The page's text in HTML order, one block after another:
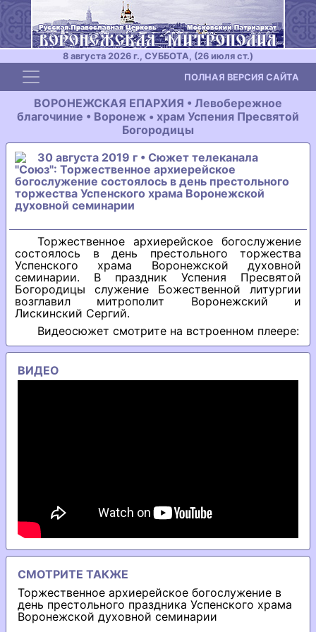
8 августа 2026 г., СУББОТА, (26 июля ст.)
Toggle navigation ПОЛНАЯ ВЕРСИЯ САЙТА
ВОРОНЕЖСКАЯ ЕПАРХИЯ • Левобережное
благочиние • Воронеж • храм Успения Пресвятой
Богородицы
30 августа 2019 г • Сюжет телеканала
"Союз": Торжественное архиерейское
богослужение состоялось в день престольного
торжества Успенского храма Воронежской
духовной семинарии
Торжественное архиерейское богослужение
состоялось в день престольного торжества
Успенского храма Воронежской духовной
семинарии. В праздник Успения Пресвятой
Богородицы служение Божественной литургии
возглавил митрополит Воронежский и
Лискинский Сергий.
Видеосюжет смотрите на встроенном плеере:
ВИДЕО
СМОТРИТЕ ТАКЖЕ
Торжественное архиерейское богослужение в
день престольного праздника Успенского храма
Воронежской духовной семинарии